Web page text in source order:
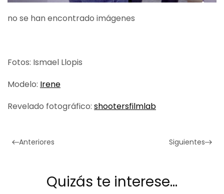
no se han encontrado imágenes
Fotos: Ismael Llopis
Modelo: Irene
Revelado fotográfico: shootersfilmlab
Anteriores Siguientes
Quizás te interese…